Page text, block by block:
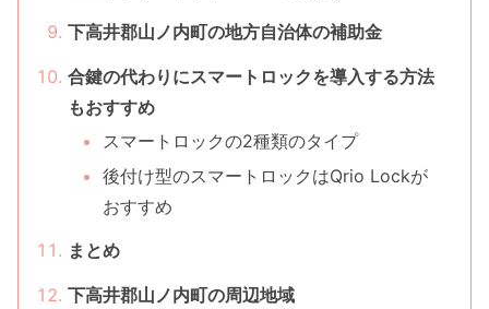
下高井郡山ノ内町の地方自治体の補助金
合鍵の代わりにスマートロックを導入する方法
もおすすめ
スマートロックの2種類のタイプ
後付け型のスマートロックはQrio Lockが
おすすめ
まとめ
下高井郡山ノ内町の周辺地域